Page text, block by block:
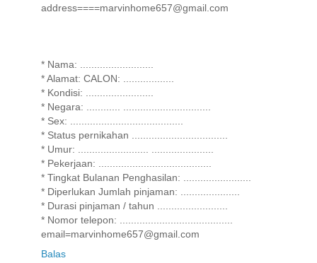
address====marvinhome657@gmail.com
* Nama: ..........................
* Alamat: CALON: ..................
* Kondisi: ........................
* Negara: ............ ...............................
* Sex: ........................................
* Status pernikahan ..................................
* Umur: ......................... ......................
* Pekerjaan: ........................................
* Tingkat Bulanan Penghasilan: ........................
* Diperlukan Jumlah pinjaman: .....................
* Durasi pinjaman / tahun .........................
* Nomor telepon: ........................................
email=marvinhome657@gmail.com
Balas